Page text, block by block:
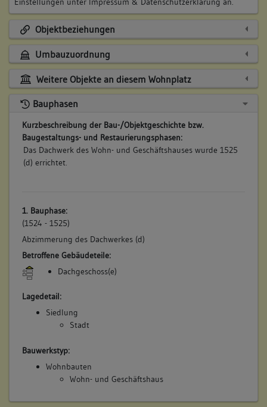
Objektbeziehungen
Umbauzuordnung
Weitere Objekte an diesem Wohnplatz
Bauphasen
Kurzbeschreibung der Bau-/Objektgeschichte bzw.
Baugestaltungs- und Restaurierungsphasen:
Das Dachwerk des Wohn- und Geschäftshauses wurde 1525
(d) errichtet.
1. Bauphase:
(1524 - 1525)
Abzimmerung des Dachwerkes (d)
Betroffene Gebäudeteile:
Dachgeschoss(e)
Lagedetail:
Siedlung
Stadt
Bauwerkstyp:
Wohnbauten
Wohn- und Geschäftshaus